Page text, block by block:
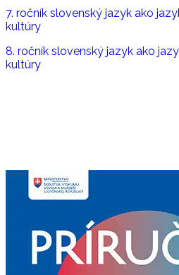
7. ročník slovenský jazyk ako
kultúry
8. ročník slovenský jazyk ako
kultúry